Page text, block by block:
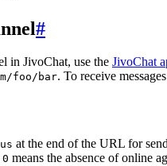
#
in JivoChat, use the JivoChat
foo/bar. To receive
at the end of the URL for
0 means the absence of online